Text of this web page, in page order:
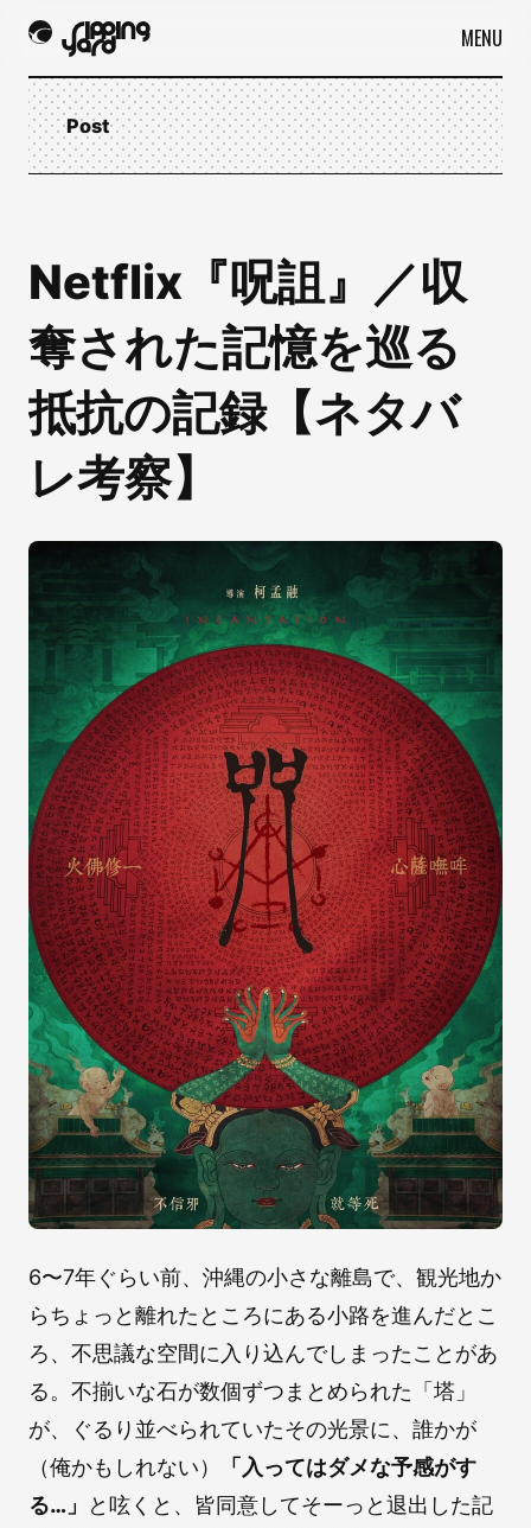
MENU
Post
Netflix『呪詛』／収
奪された記憶を巡る
抵抗の記録【ネタバ
レ考察】
6〜7年ぐらい前、沖縄の小さな離島で、観光地か
らちょっと離れたところにある小路を進んだとこ
ろ、不思議な空間に入り込んでしまったことがあ
る。不揃いな石が数個ずつまとめられた「塔」
が、ぐるり並べられていたその光景に、誰かが
（俺かもしれない）
「入ってはダメな予感がす
る…」
と呟くと、皆同意してそーっと退出した記